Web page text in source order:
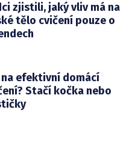
zjistili, jaký vliv má na
tělo cvičení pouze o
na efektivní domácí
Stačí kočka nebo